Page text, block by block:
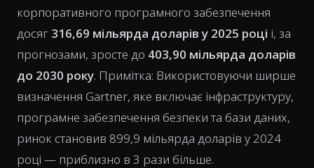
корпоративного програмного забезпечення
досяг 316,69 мільярда доларів у 2025 році і, за
прогнозами, зросте до 403,90 мільярда доларів
до 2030 року. Примітка: Використовуючи ширше
визначення Gartner, яке включає інфраструктуру,
програмне забезпечення безпеки та бази даних,
ринок становив 899,9 мільярда доларів у 2024
році — приблизно в 3 рази більше.